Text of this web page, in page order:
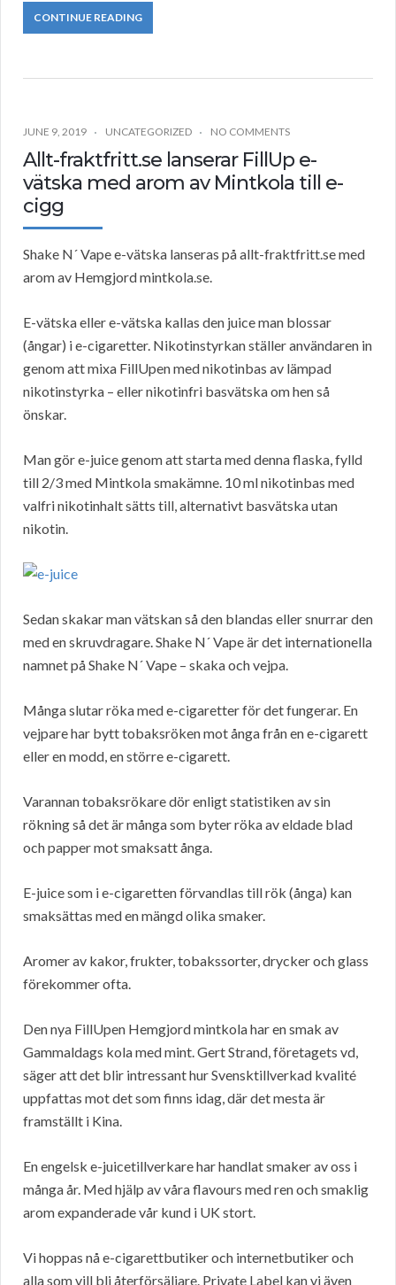
CONTINUE READING
JUNE 9, 2019 UNCATEGORIZED NO COMMENTS
Allt-fraktfritt.se lanserar FillUp e-
vätska med arom av Mintkola till e-
cigg
Shake N´ Vape e-vätska lanseras på allt-fraktfritt.se med
arom av Hemgjord mintkola.se.
E-vätska eller e-vätska kallas den juice man blossar
(ångar) i e-cigaretter. Nikotinstyrkan ställer användaren in
genom att mixa FillUpen med nikotinbas av lämpad
nikotinstyrka – eller nikotinfri basvätska om hen så
önskar.
Man gör e-juice genom att starta med denna flaska, fylld
till 2/3 med Mintkola smakämne. 10 ml nikotinbas med
valfri nikotinhalt sätts till, alternativt basvätska utan
nikotin.
Sedan skakar man vätskan så den blandas eller snurrar den
med en skruvdragare. Shake N´ Vape är det internationella
namnet på Shake N´ Vape – skaka och vejpa.
Många slutar röka med e-cigaretter för det fungerar. En
vejpare har bytt tobaksröken mot ånga från en e-cigarett
eller en modd, en större e-cigarett.
Varannan tobaksrökare dör enligt statistiken av sin
rökning så det är många som byter röka av eldade blad
och papper mot smaksatt ånga.
E-juice som i e-cigaretten förvandlas till rök (ånga) kan
smaksättas med en mängd olika smaker.
Aromer av kakor, frukter, tobakssorter, drycker och glass
förekommer ofta.
Den nya FillUpen Hemgjord mintkola har en smak av
Gammaldags kola med mint. Gert Strand, företagets vd,
säger att det blir intressant hur Svensktillverkad kvalité
uppfattas mot det som finns idag, där det mesta är
framställt i Kina.
En engelsk e-juicetillverkare har handlat smaker av oss i
många år. Med hjälp av våra flavours med ren och smaklig
arom expanderade vår kund i UK stort.
Vi hoppas nå e-cigarettbutiker och internetbutiker och
alla som vill bli återförsäljare. Private Label kan vi även